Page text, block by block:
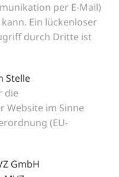
per E-Mail)
Ein lückenloser
durch Dritte ist
Stelle
die
Website im Sinne
(EU-
GmbH